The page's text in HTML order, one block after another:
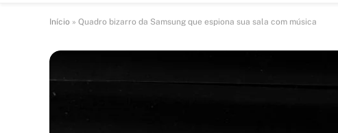
Início » Quadro bizarro da Samsung que espiona sua sala com música